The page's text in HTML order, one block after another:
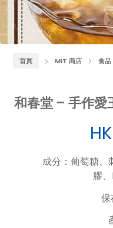
首頁 MIT 商店 食品
和春堂 – 手作愛
成分：葡萄糖、
膠
保